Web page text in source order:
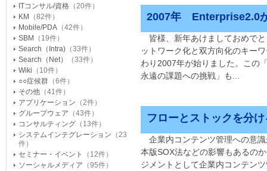
2007年 Enterprise2.0
皆様、新年あけましておめで
ットワーク化と双方向化のキー
わり2007年が始りました。この
永遠の課題への挑戦」も...
フローとストックを分け
企業内コンテンツ管理への意
本版SOX法などの影響もあるの
ジメントとして企業内コンテン
ITコンサル/資格 （20件）
KM
（82件）
Mobile/PDA （42件）
SBM
（19件）
Search（Intra) （33件）
Search（Net）
（33件）
Wiki （10件）
○○症候群 （6件）
その他 （41件）
アプリケーション （2件）
グループウェア （43件）
コンサルティング （13件）
システムインテグレーション （23
件）
セミナー・イベント
（12件）
ソーシャルメディア （95件）